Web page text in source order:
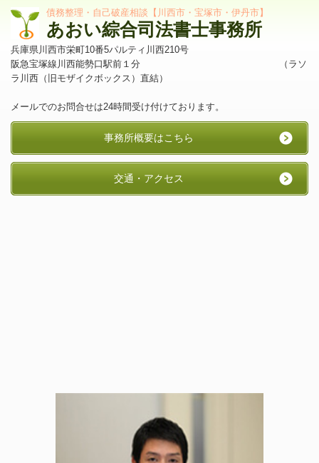
債務整理・自己破産相談【川西市・宝塚市・伊丹市】
あおい綜合司法書士事務所
兵庫県川西市栄町10番5パルティ川西210号
阪急宝塚線川西能勢口駅前１分 （ラソ
ラ川西（旧モザイクボックス）直結）
メールでのお問合せは24時間受け付けております。
事務所概要はこちら
交通・アクセス